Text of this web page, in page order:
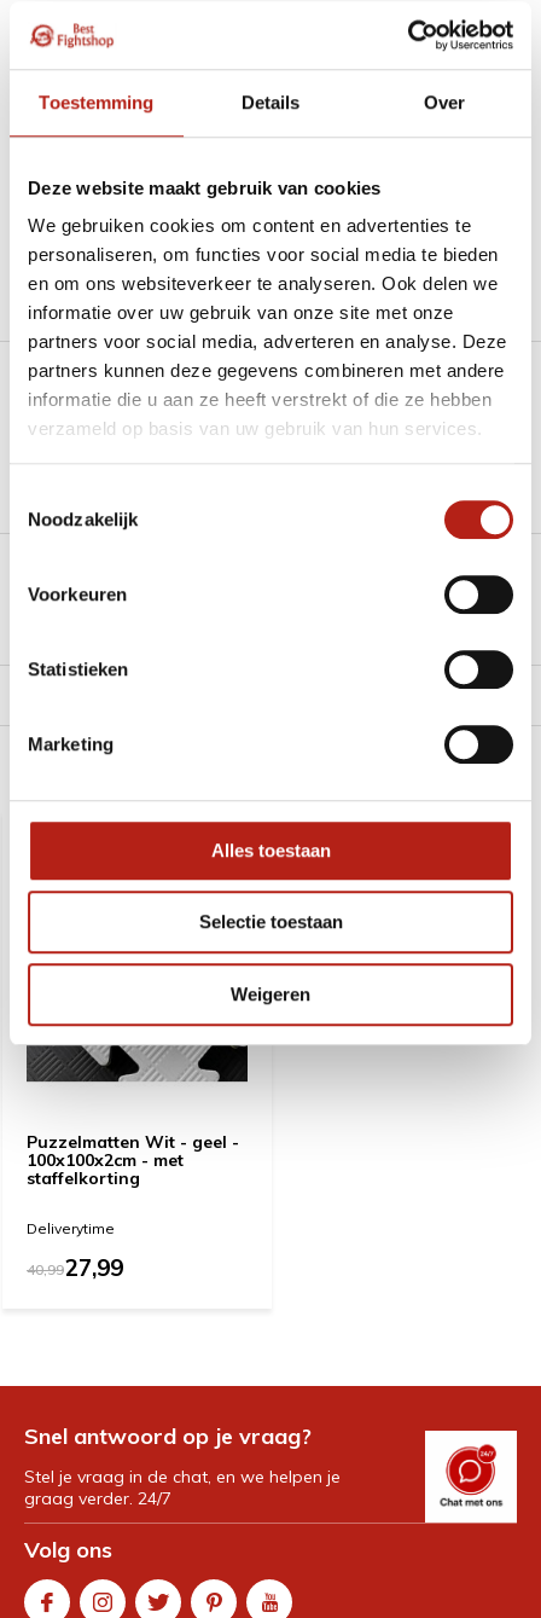
Toestemming Details Over
Deze website maakt gebruik van cookies
We gebruiken cookies om content en advertenties te
personaliseren, om functies voor social media te bieden
en om ons websiteverkeer te analyseren. Ook delen we
informatie over uw gebruik van onze site met onze
partners voor social media, adverteren en analyse. Deze
partners kunnen deze gegevens combineren met andere
informatie die u aan ze heeft verstrekt of die ze hebben
verzameld op basis van uw gebruik van hun services.
Noodzakelijk
Voorkeuren
Statistieken
Marketing
Alles toestaan
Selectie toestaan
Weigeren
9
1151 beoordelingen
“Goede service , zeer correcte afhandeling en kwaliteit
Beschikbaar in de volgende varianten:
Productomschrijving
Heb je een vraag over dit product?
Stel je vraag in de Chat voor een snel antwoord 24/7
Stel je vraag
Klik hier om een offerte aan te vragen
Puzzelmatten Wit - geel -
100x100x2cm - met
staffelkorting
Deliverytime
40,9927,99
Snel antwoord op je vraag?
Stel je vraag in de chat, en we helpen je
graag verder. 24/7
Volg ons